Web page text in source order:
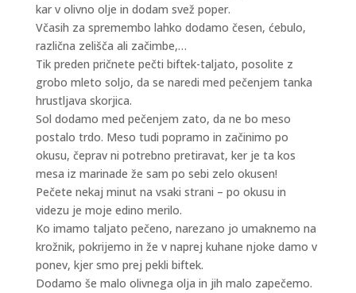
kar v olivno olje in dodam svež poper.
Včasih za spremembo lahko dodamo česen, ćebulo,
različna zelišča ali začimbe,…
Tik preden pričnete pečti biftek-taljato, posolite z
grobo mleto soljo, da se naredi med pečenjem tanka
hrustljava skorjica.
Sol dodamo med pečenjem zato, da ne bo meso
postalo trdo. Meso tudi popramo in začinimo po
okusu, čeprav ni potrebno pretiravat, ker je ta kos
mesa iz marinade že sam po sebi zelo okusen!
Pečete nekaj minut na vsaki strani – po okusu in
videzu je moje edino merilo.
Ko imamo taljato pečeno, narezano jo umaknemo na
krožnik, pokrijemo in že v naprej kuhane njoke damo v
ponev, kjer smo prej pekli biftek.
Dodamo še malo olivnega olja in jih malo zapečemo.